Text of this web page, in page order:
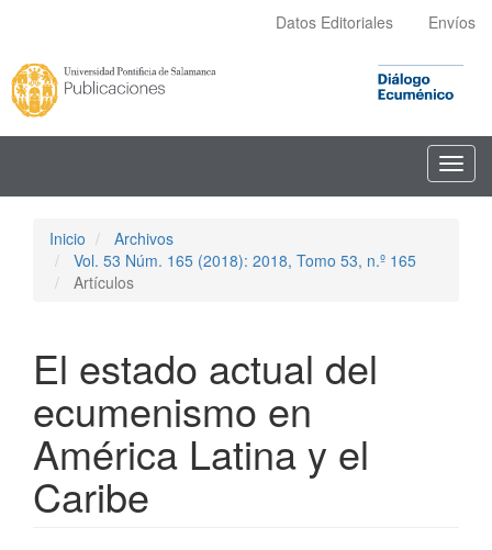
principal
Barra
lateral
Datos Editoriales Envíos
Inicio
Archivos
Vol. 53 Núm. 165 (2018): 2018, Tomo 53, n.º 165
Artículos
El estado actual del
ecumenismo en
América Latina y el
Caribe